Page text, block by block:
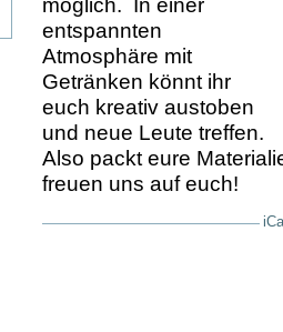
entspannten
Atmosphäre mit
Getränken könnt ihr
euch kreativ austoben
und neue Leute treffen.
Also packt eure
freuen uns auf euch!